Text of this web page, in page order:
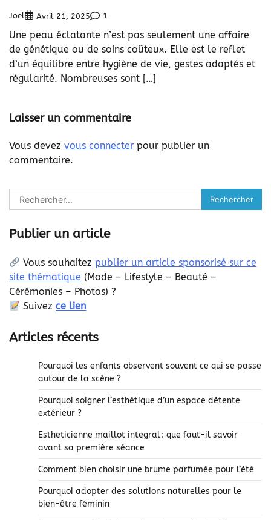
Joel Avril 21, 2025 1
Une peau éclatante n’est pas seulement une affaire
de génétique ou de soins coûteux. Elle est le reflet
d’un équilibre entre hygiène de vie, gestes adaptés et
régularité. Nombreuses sont […]
Laisser un commentaire
Vous devez vous connecter pour publier un
commentaire.
Rechercher :
Publier un article
Vous souhaitezpublier un article sponsorisé sur ce
site thématique (Mode – Lifestyle – Beauté –
Cérémonies – Photos) ?
Suivezce lien
Articles récents
Pourquoi les enfants observent souvent ce qui se passe
autour de la scène ?
Pourquoi soigner l’esthétique d’un espace détente
extérieur ?
Estheticienne maillot integral : que faut-il savoir
avant sa première séance
Comment bien choisir une brume parfumée pour l’été
Pourquoi adopter des solutions naturelles pour le
bien-être féminin